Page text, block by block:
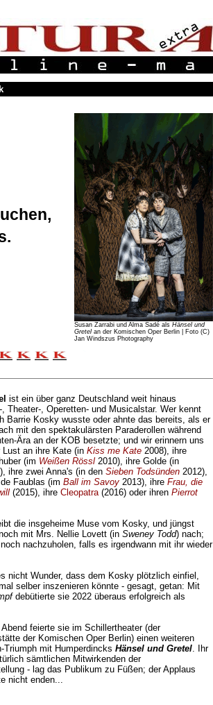
Susan Zarrabi und Alma Sadé als Hänsel und
Gretelan der Komischen Oper Berlin | Foto (C)
Jan Windszus Photography
ist ein über ganz Deutschland weit hinaus
, Theater-, Operetten- und Musicalstar. Wer kennt
Barrie Kosky wusste oder ahnte das bereits, als er
mit den spektakulärsten Paraderollen während
Ära an der KOB besetzte; und wir erinnern uns
an ihre Kate (in Kiss me Kate2008), ihre
(im Weißen Rössl2010), ihre Golde (in
ihre zwei Anna's (in den Sieben Todsünden2012),
Faublas (im Ball im Savoy2013), ihre Frau, die
(2015), ihre Cleopatra(2016) oder ihren Pierrot
die insgeheime Muse vom Kosky, und jüngst
mit Mrs. Nellie Lovett (in Sweney Todd) nach;
nachzuholen, falls es irgendwann mit ihr wieder
nicht Wunder, dass dem Kosky plötzlich einfiel,
selber inszenieren könnte - gesagt, getan: Mit
debütierte sie 2022 überaus erfolgreich als
feierte sie im Schillertheater (der
der Komischen Oper Berlin) einen weiteren
Triumph mit Humperdincks Hänsel und Gretel. Ihr
sämtlichen Mitwirkenden der
- lag das Publikum zu Füßen; der Applaus
nicht enden...